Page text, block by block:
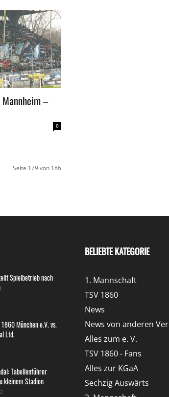
–
0
Seite 179 von 186
Spielbetrieb nach
München e.V. vs.
Ltd.
Tabellenführer
kleinem Stadion
BELIEBTE KATEGORIE
1. Mannschaft
TSV 1860
News
News von anderen
Alles zum e. V.
TSV 1860 - Fans
Alles zur KGaA
Sechzig Auswärts